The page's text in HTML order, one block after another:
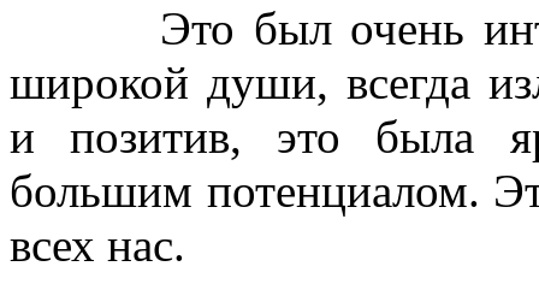
Это был очень
широкой души, всегда
и позитив, это была
большим потенциалом.
всех нас.